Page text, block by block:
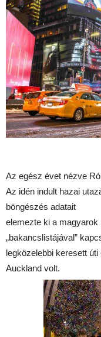
Az egész évet nézve
Az idén indult hazai
böngészés adatait
elemezte ki a
„bakancslistájával”
legközelebbi keresett
Auckland volt.